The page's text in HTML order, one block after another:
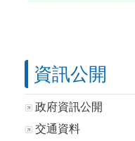
資訊公開
政府資訊公開
交通資料